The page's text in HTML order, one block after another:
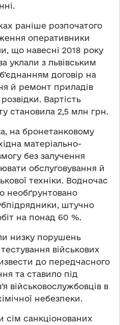
раніше розпочатого
оперативники
що навесні 2018 року
уклали з львівським
договір на
й ремонт приладів
Вартість
становила 2,5 млн грн.
на бронетанковому
матеріально-
без залучення
обслуговування й
техніки. Водночас
необґрунтовано
штучно
на понад 60 %.
низку порушень
військових
до передчасного
та ставило під
військовослужбовців в
небезпеки.
сім санкціонованих